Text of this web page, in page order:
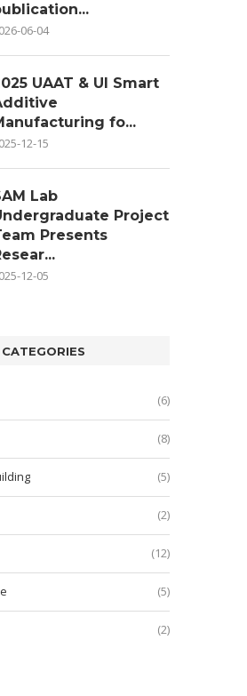
06-04
UAAT & UI Smart
fo...
12-15
Lab
Project
Presents
12-05
CATEGORIES
(6)
(8)
(5)
(2)
(12)
(5)
(2)